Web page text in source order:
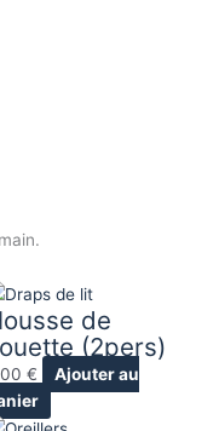
de
(2pers)
€
Ajouter au